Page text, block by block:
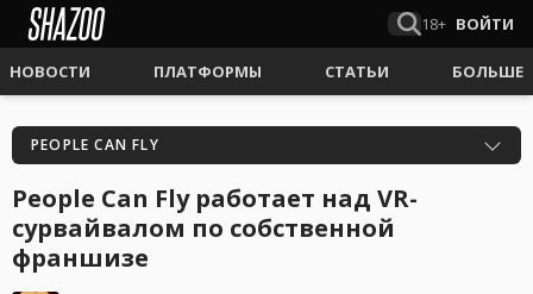
18+ ВОЙТИ
НОВОСТИ ПЛАТФОРМЫ СТАТЬИ БОЛЬШЕ
PEOPLE CAN FLY
People Can Fly работает над VR-
сурвайвалом по собственной
франшизе